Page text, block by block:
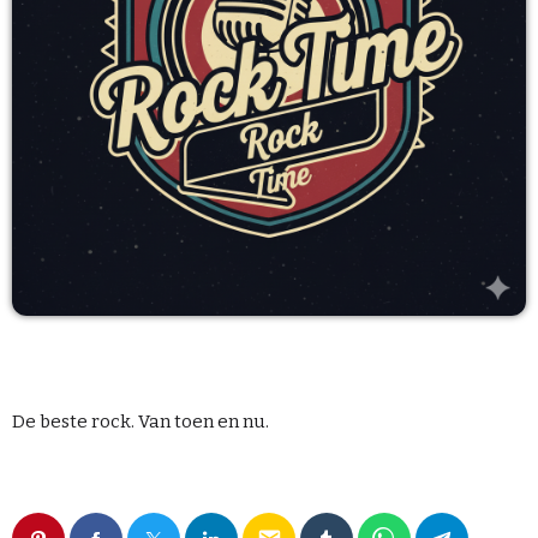
TEAM
PROGRAMMA’S
PROMOTE
Archieven
oktober 2025
Categorieën
De beste rock. Van toen en nu.